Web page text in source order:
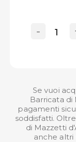
-
Se vuoi
Barricata di
pagamenti
soddisfatti.
di Mazzetti
anche altri